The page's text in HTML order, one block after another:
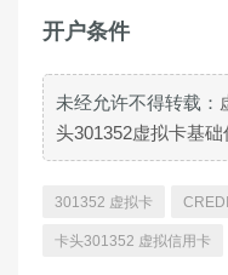
开户条件
未经允许不得转载：
头301352虚拟卡基础
301352 虚拟卡
卡头301352 虚拟信用卡